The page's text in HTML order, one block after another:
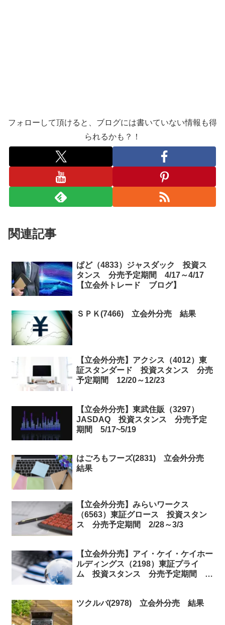
フォローして頂けると、ブログには書いていない情報も得
られるかも？！
関連記事
ぱど（4833）ジャスダック 投資ス
タンス 分売予定期間 4/17～4/17
【立会外トレード ブログ】
ＳＰＫ(7466) 立会外分売 結果
【立会外分売】アクシス（4012）東
証スタンダード 投資スタンス 分売
予定期間 12/20～12/23
【立会外分売】東武住販（3297）
JASDAQ 投資スタンス 分売予定
期間 5/17~5/19
はごろもフーズ(2831) 立会外分売
結果
【立会外分売】みらいワークス
（6563）東証グロース 投資スタン
ス 分売予定期間 2/28～3/3
【立会外分売】アイ・ケイ・ケイホー
ルディングス（2198）東証プライ
ム 投資スタンス 分売予定期間
ツクルバ(2978) 立会外分売 結果